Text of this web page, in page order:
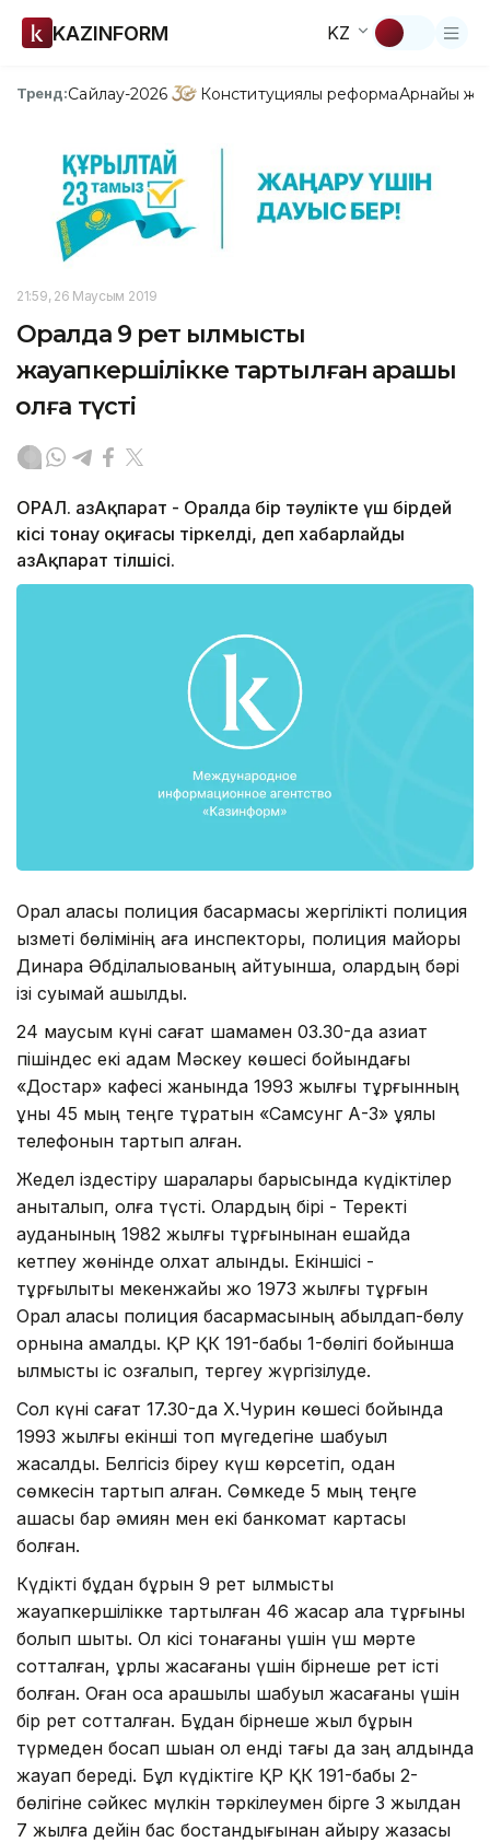
KAZINFORM KZ
Тренд:Сайлау-2026 Конституциялық реформаАрнайы
21:59, 26 Маусым 2019
Оралда 9 рет қылмыстық
жауапкершілікке тартылған қарақшы
қолға түсті
ОРАЛ. ҚазАқпарат - Оралда бір тәулікте үш бірдей
кісі тонау оқиғасы тіркелді, деп хабарлайды
ҚазАқпарат тілшісі.
Орал қаласы полиция басқармасы жергілікті полиция
қызметі бөлімінің аға инспекторы, полиция майоры
Динара Әбділқалықованың айтуынша, олардың бәрі
ізі суымай ашылды.
24 маусым күні сағат шамамен 03.30-да азиат
пішіндес екі адам Мәскеу көшесі бойындағы
«Достар» кафесі жанында 1993 жылғы тұрғынның
құны 45 мың теңге тұратын «Самсунг А-3» ұялы
телефонын тартып алған.
Жедел іздестіру шаралары барысында күдіктілер
анықталып, қолға түсті. Олардың бірі - Теректі
ауданының 1982 жылғы тұрғынынан ешқайда
кетпеу жөнінде қолхат алынды. Екіншісі -
тұрғылықты мекенжайы жоқ 1973 жылғы тұрғын
Орал қаласы полиция басқармасының қабылдап-бөлу
орнына қамалды. ҚР ҚК 191-бабы 1-бөлігі бойынша
қылмыстық іс қозғалып, тергеу жүргізілуде.
Сол күні сағат 17.30-да Х.Чурин көшесі бойында
1993 жылғы екінші топ мүгедегіне шабуыл
жасалды. Белгісіз біреу күш көрсетіп, одан
сөмкесін тартып алған. Сөмкеде 5 мың теңге
ақшасы бар әмиян мен екі банкомат картасы
болған.
Күдікті бұдан бұрын 9 рет қылмыстық
жауапкершілікке тартылған 46 жасар қала тұрғыны
болып шықты. Ол кісі тонағаны үшін үш мәрте
сотталған, ұрлық жасағаны үшін бірнеше рет істі
болған. Оған қоса қарақшылық шабуыл жасағаны үшін
бір рет сотталған. Бұдан бірнеше жыл бұрын
түрмеден босап шыққан ол енді тағы да заң алдында
жауап береді. Бұл күдіктіге ҚР ҚК 191-бабы 2-
бөлігіне сәйкес мүлкін тәркілеумен бірге 3 жылдан
7 жылға дейін бас бостандығынан айыру жазасы